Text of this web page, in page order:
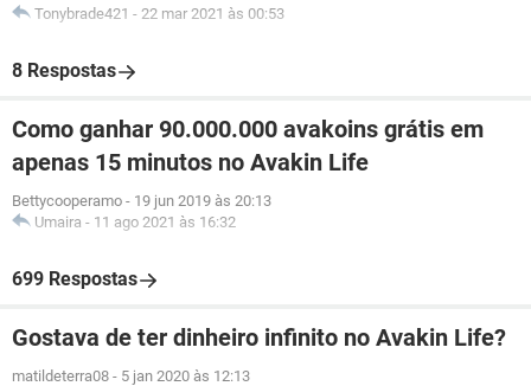
Tonybrade421 - 22 mar 2021 às 00:53
8 Respostas
Como ganhar 90.000.000 avakoins grátis em
apenas 15 minutos no Avakin Life
Bettycooperamo - 19 jun 2019 às 20:13
Umaira - 11 ago 2021 às 16:32
699 Respostas
Gostava de ter dinheiro infinito no Avakin Life?
matildeterra08 - 5 jan 2020 às 12:13